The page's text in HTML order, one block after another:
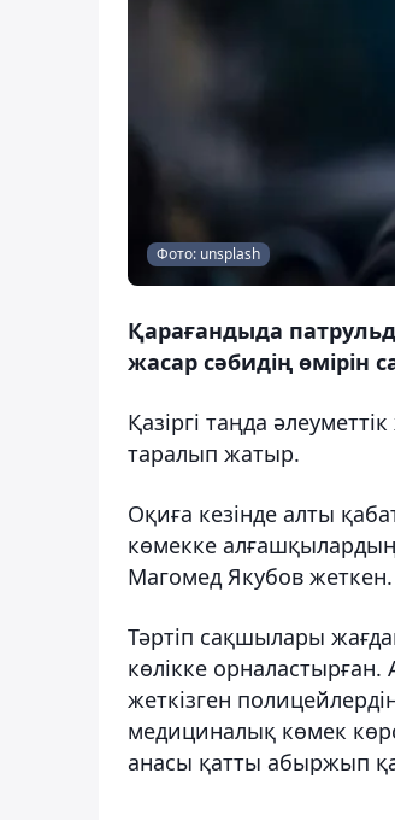
Фото: unsplash
Қарағандыда
жасар сәбидің өмірін
Қазіргі таңда
таралып жатыр.
Оқиға кезінде алты
көмекке алғашқылардың
Магомед Якубов жеткен.
Тәртіп сақшылары
көлікке
жеткізген
медициналық көмек
анасы қатты абыржып